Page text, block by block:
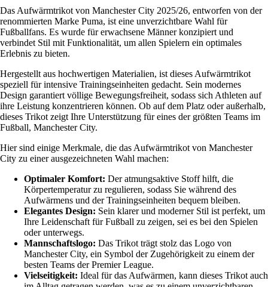
Das Aufwärmtrikot von Manchester City 2025/26, entworfen von der
renommierten Marke Puma, ist eine unverzichtbare Wahl für
Fußballfans. Es wurde für erwachsene Männer konzipiert und
verbindet Stil mit Funktionalität, um allen Spielern ein optimales
Erlebnis zu bieten.
Hergestellt aus hochwertigen Materialien, ist dieses Aufwärmtrikot
speziell für intensive Trainingseinheiten gedacht. Sein modernes
Design garantiert völlige Bewegungsfreiheit, sodass sich Athleten auf
ihre Leistung konzentrieren können. Ob auf dem Platz oder außerhalb,
dieses Trikot zeigt Ihre Unterstützung für eines der größten Teams im
Fußball, Manchester City.
Hier sind einige Merkmale, die das Aufwärmtrikot von Manchester
City zu einer ausgezeichneten Wahl machen:
Optimaler Komfort: Der atmungsaktive Stoff hilft, die
Körpertemperatur zu regulieren, sodass Sie während des
Aufwärmens und der Trainingseinheiten bequem bleiben.
Elegantes Design: Sein klarer und moderner Stil ist perfekt, um
Ihre Leidenschaft für Fußball zu zeigen, sei es bei den Spielen
oder unterwegs.
Mannschaftslogo: Das Trikot trägt stolz das Logo von
Manchester City, ein Symbol der Zugehörigkeit zu einem der
besten Teams der Premier League.
Vielseitigkeit: Ideal für das Aufwärmen, kann dieses Trikot auch